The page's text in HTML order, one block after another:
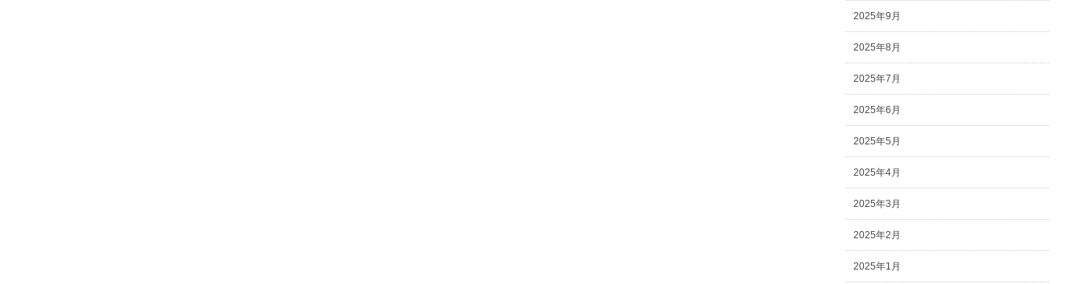
2025年9月
2025年8月
2025年7月
2025年6月
2025年5月
2025年4月
2025年3月
2025年2月
2025年1月